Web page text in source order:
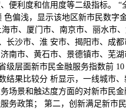
便利度和信用度等二级指标。 “
偏浅，显示该地区新市民数字
市、厦门市、南京市、丽水市
沙市、淮 安市、揭阳市、成
南市、黄石市、景德镇市、芜
层面新市民金融服务指数前
果比较分 析显示，一线城市
场景和触达度方面的对新市民
务政策； 第二，创新满足新市